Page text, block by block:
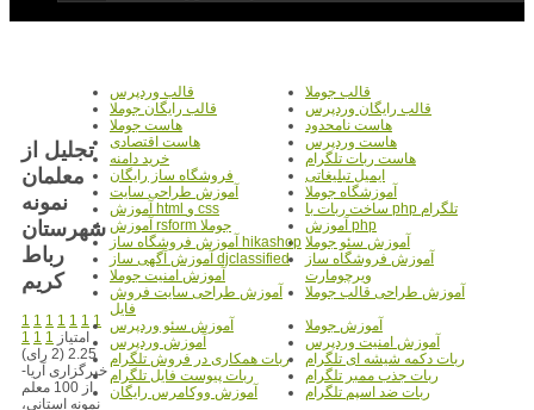
قالب جوملا
قالب وردپرس
قالب رایگان وردپرس
قالب رایگان جوملا
هاست نامحدود
هاست جوملا
هاست وردپرس
هاست اقتصادی
هاست ربات تلگرام
خرید دامنه
ایمیل تبلیغاتی
فروشگاه ساز رایگان
آموزشگاه جوملا
آموزش طراحی سایت
ساخت ربات با php تلگرام
آموزش html و css
آموزش php
آموزش rsform جوملا
آموزش سئو جوملا آموزش فروشگاه ساز hikashop
آموزش فروشگاه ساز
ویرچومارت
آموزش آگهی ساز djclassified
آموزش امنیت جوملا
آموزش طراحی قالب جوملا
آموزش طراحی سایت فروش
فایل
آموزش جوملا
آموزش سئو وردپرس
آموزش امنیت وردپرس
آموزش وردپرس
ربات دکمه شیشه ای تلگرام
ربات همکاری در فروش تلگرام
ربات جذب ممبر تلگرام
ربات پیوست فایل تلگرام
ربات ضد اسپم تلگرام
آموزش ووکامرس رایگان
تجليل از
معلمان
نمونه
شهرستان
رباط
کريم
1 1 1 1 1 1 1
1 1 1 امتیاز
2.25 (2 رای)
خبرگزاری آریا-
از 100 معلم
نمونه استانی،